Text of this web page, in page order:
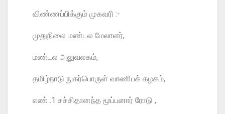
விண்ணப்பிக்கும் முகவரி :-
முதுநிலை மண்டல மேலாளர்,
மண்டல அலுவலகம்,
தமிழ்நாடு நுகர்பொருள் வாணிபக் கழகம்,
எண் .1 சச்சிதானந்த மூப்பனார் ரோடு ,